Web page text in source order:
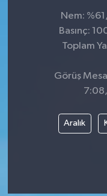
Nem:
Basınç:
Toplam
Görüş
7:08,
Aralık